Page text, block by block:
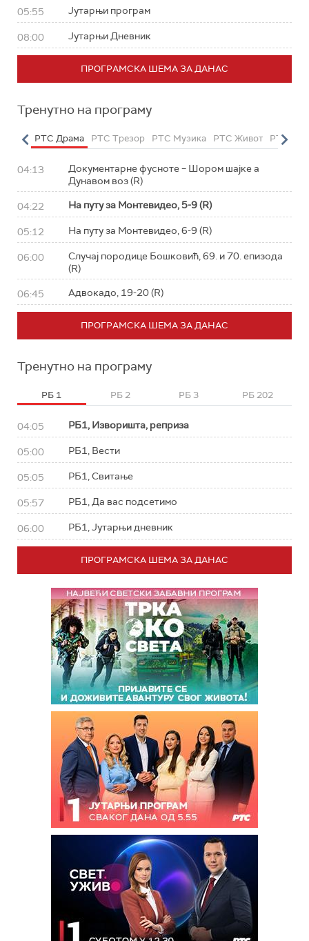
05:55 Јутарњи програм
08:00 Јутарњи Дневник
ПРОГРАМСКА ШЕМА ЗА ДАНАС
Тренутно на програму
РТС Драма РТС Трезор РТС Музика РТС Живот РТС
04:13
Документарне фусноте – Шором шајке а
Дунавом воз (R)
04:22 На путу за Монтевидео, 5-9 (R)
05:12 На путу за Монтевидео, 6-9 (R)
06:00
Случај породице Бошковић, 69. и 70. епизода
(R)
06:45 Адвокадо, 19-20 (R)
ПРОГРАМСКА ШЕМА ЗА ДАНАС
Тренутно на програму
РБ 1 РБ 2 РБ 3 РБ 202
04:05 РБ1, Изворишта, реприза
05:00 РБ1, Вести
05:05 РБ1, Свитање
05:57 РБ1, Да вас подсетимо
06:00 РБ1, Јутарњи дневник
ПРОГРАМСКА ШЕМА ЗА ДАНАС